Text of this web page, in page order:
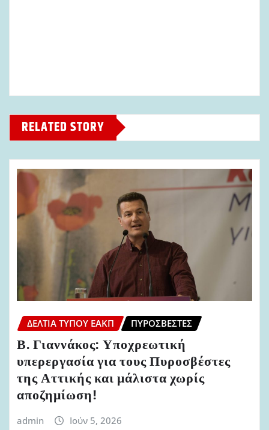
RELATED STORY
ΔΕΛΤΊΑ ΤΎΠΟΥ ΕΑΚΠ ΠΥΡΟΣΒΈΣΤΕΣ
Β. Γιαννάκος: Υποχρεωτική
υπερεργασία για τους Πυροσβέστες
της Αττικής και μάλιστα χωρίς
αποζημίωση!
admin Ιούν 5, 2026